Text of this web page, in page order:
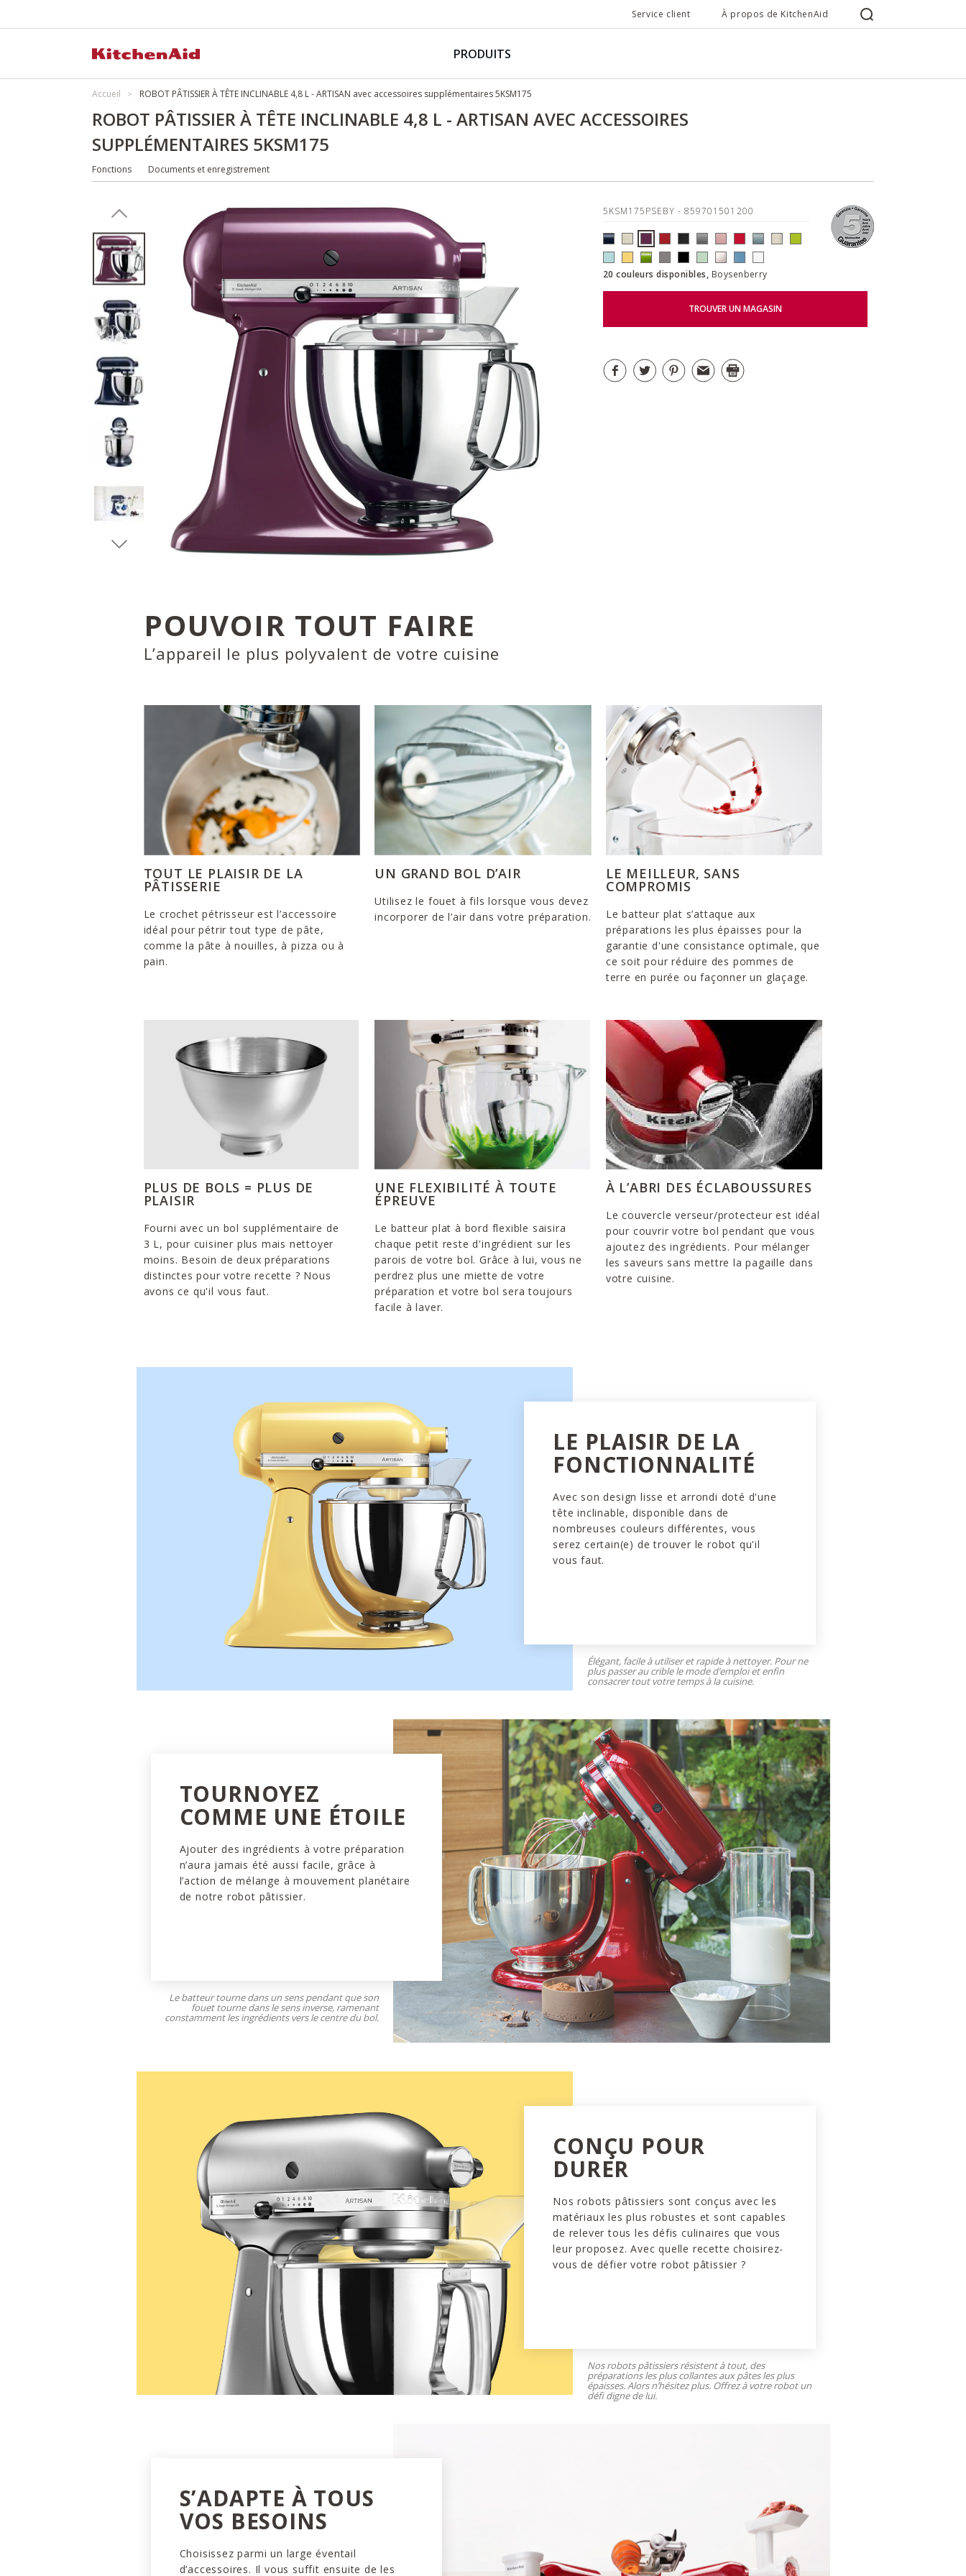
Service client À propos de KitchenAid
PRODUITS
Accueil ROBOT PÂTISSIER À TÊTE INCLINABLE 4,8 L - ARTISAN avec accessoires supplémentaires 5KSM175
ROBOT PÂTISSIER À TÊTE INCLINABLE 4,8 L - ARTISAN AVEC ACCESSOIRES
SUPPLÉMENTAIRES 5KSM175
Fonctions Documents et enregistrement
5KSM175PSEBY - 859701501200
20 couleurs disponibles, Boysenberry
TROUVER UN MAGASIN
POUVOIR TOUT FAIRE
L’appareil le plus polyvalent de votre cuisine
TOUT LE PLAISIR DE LA
PÂTISSERIE
Le crochet pétrisseur est l’accessoire
idéal pour pétrir tout type de pâte,
comme la pâte à nouilles, à pizza ou à
pain.
UN GRAND BOL D’AIR
Utilisez le fouet à fils lorsque vous devez
incorporer de l’air dans votre préparation.
LE MEILLEUR, SANS
COMPROMIS
Le batteur plat s’attaque aux
préparations les plus épaisses pour la
garantie d'une consistance optimale, que
ce soit pour réduire des pommes de
terre en purée ou façonner un glaçage.
PLUS DE BOLS = PLUS DE
PLAISIR
Fourni avec un bol supplémentaire de
3 L, pour cuisiner plus mais nettoyer
moins. Besoin de deux préparations
distinctes pour votre recette ? Nous
avons ce qu'il vous faut.
UNE FLEXIBILITÉ À TOUTE
ÉPREUVE
Le batteur plat à bord flexible saisira
chaque petit reste d'ingrédient sur les
parois de votre bol. Grâce à lui, vous ne
perdrez plus une miette de votre
préparation et votre bol sera toujours
facile à laver.
À L’ABRI DES ÉCLABOUSSURES
Le couvercle verseur/protecteur est idéal
pour couvrir votre bol pendant que vous
ajoutez des ingrédients. Pour mélanger
les saveurs sans mettre la pagaille dans
votre cuisine.
LE PLAISIR DE LA
FONCTIONNALITÉ
Avec son design lisse et arrondi doté d'une
tête inclinable, disponible dans de
nombreuses couleurs différentes, vous
serez certain(e) de trouver le robot qu'il
vous faut.
Élégant, facile à utiliser et rapide à nettoyer. Pour ne
plus passer au crible le mode d’emploi et enfin
consacrer tout votre temps à la cuisine.
TOURNOYEZ
COMME UNE ÉTOILE
Ajouter des ingrédients à votre préparation
n’aura jamais été aussi facile, grâce à
l’action de mélange à mouvement planétaire
de notre robot pâtissier.
Le batteur tourne dans un sens pendant que son
fouet tourne dans le sens inverse, ramenant
constamment les ingrédients vers le centre du bol.
CONÇU POUR
DURER
Nos robots pâtissiers sont conçus avec les
matériaux les plus robustes et sont capables
de relever tous les défis culinaires que vous
leur proposez. Avec quelle recette choisirez-
vous de défier votre robot pâtissier ?
Nos robots pâtissiers résistent à tout, des
préparations les plus collantes aux pâtes les plus
épaisses. Alors n’hésitez plus. Offrez à votre robot un
défi digne de lui.
S’ADAPTE À TOUS
VOS BESOINS
Choisissez parmi un large éventail
d’accessoires. Il vous suffit ensuite de les